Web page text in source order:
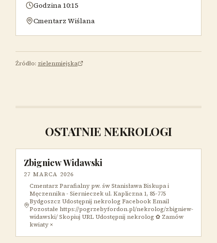
Godzina 10:15
Cmentarz Wiślana
Źródło: zielenmiejska
OSTATNIE NEKROLOGI
Zbigniew Widawski
27 MARCA 2026
Cmentarz Parafialny pw. św Stanisława Biskupa i
Męczennika - Siernieczek ul. Kapliczna 1, 85-775
Bydgoszcz Udostępnij nekrolog Facebook Email
Pozostałe https://pogrzebyfordon.pl/nekrolog/zbigniew-
widawski/ Skopiuj URL Udostępnij nekrolog ✿ Zamów
kwiaty ×